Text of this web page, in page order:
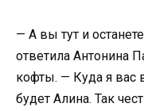
— А вы тут и
ответила Антонина
кофты. — Куда я вас
будет Алина. Так